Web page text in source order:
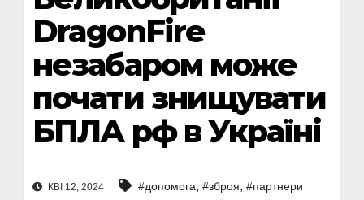
DragonFire
незабаром може
почати знищувати
БПЛА рф в Україні
КВІ 12, 2024 #допомога, #зброя, #партнери